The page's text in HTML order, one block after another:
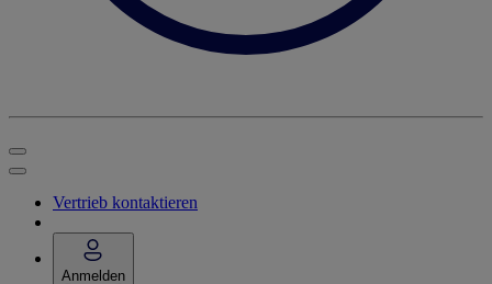
Vertrieb kontaktieren
Anmelden